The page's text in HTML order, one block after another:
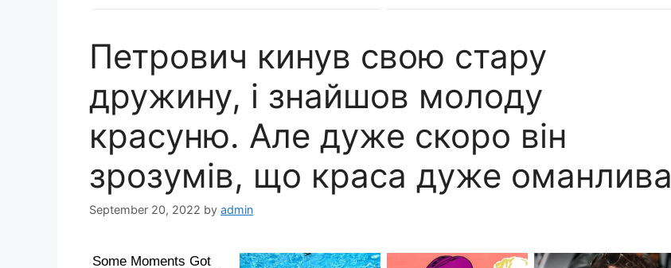
Петрович кинув свою стару
дружину, і знайшов молоду
красуню. Але дуже скоро він
зрозумів, що краса дуже оманлива
September 20, 2022 by admin